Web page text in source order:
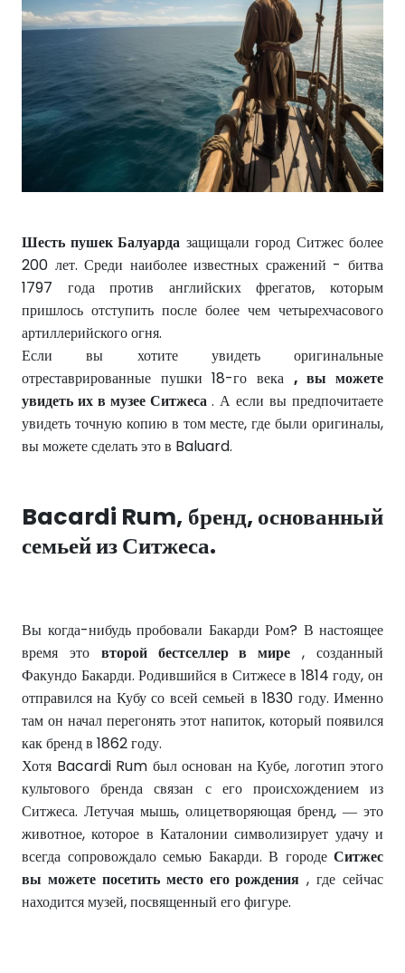
Шесть пушек Балуарда защищали город Ситжес более
200 лет. Среди наиболее известных сражений - битва
1797 года против английских фрегатов, которым
пришлось отступить после более чем четырехчасового
артиллерийского огня.
Если вы хотите увидеть оригинальные
отреставрированные пушки 18-го века , вы можете
увидеть их в музее Ситжеса. А если вы предпочитаете
увидеть точную копию в том месте, где были оригиналы,
вы можете сделать это в Baluard.
Bacardi Rum, бренд, основанный
семьей из Ситжеса.
Вы когда-нибудь пробовали Бакарди Ром? В настоящее
время это второй бестселлер в мире , созданный
Факундо Бакарди. Родившийся в Ситжесе в 1814 году, он
отправился на Кубу со всей семьей в 1830 году. Именно
там он начал перегонять этот напиток, который появился
как бренд в 1862 году.
Хотя Bacardi Rum был основан на Кубе, логотип этого
культового бренда связан с его происхождением из
Ситжеса. Летучая мышь, олицетворяющая бренд, — это
животное, которое в Каталонии символизирует удачу и
всегда сопровождало семью Бакарди. В городе Ситжес
вы можете посетить место его рождения , где сейчас
находится музей, посвященный его фигуре.